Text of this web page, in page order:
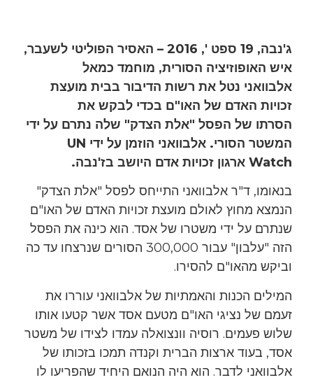
ג'נבה, 19 ספט ', 2016 – האסיר הפוליטי לשעבר,
איש האופוזיציה הסורית, מוחמד כמאל
אלבוואני נטל את רשות הדיבור בבית מועצת
זכויות האדם של האו"ם בכדי לבקש את
הסרתו של הפסל "אלת הצדק" שלה נתרם על ידי
המשטר הסורי. אלבוואני הוזמן על ידי UN
Watch ארגון זכויות אדם היושב בז'נבה.
בנאומו, ד"ר אלבוואני התייחס לפסל "אלת הצדק"
הנמצא מחוץ לאולם מועצת זכויות האדם של האו"ם
שנתרם על ידי משטרו של אסד. הוא כינה את הפסל
הזה "עלבון" עבור 300,000 הסורים שנרצחו עד כה
וביקש מהאו"ם להסירו.
המילים הכנות והאמתיות של אלבוואני עוררו את
זעמם של נציגי האו"ם מטעם אסד אשר קטעו אותו
שלוש פעמים. רוסיה וונצואלה עמדו לצידו של משטר
אסד, בעוד ארצות הברית וקנדה תמכו בזכותו של
אלבוואני לדבר. הוא היה הנואם היחיד שהפריעו לו